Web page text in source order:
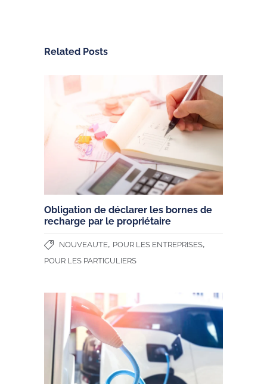
Related Posts
Obligation de déclarer les bornes de
recharge par le propriétaire
NOUVEAUTE, POUR LES ENTREPRISES,
POUR LES PARTICULIERS